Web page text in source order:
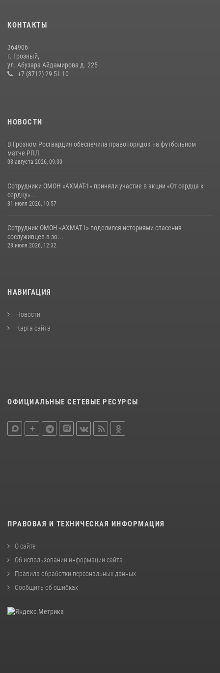
Совета безопасности Чеченской Республики
Сотрудник ОМОН «АХМАТ-1» поделился историями спасения
сослуживцев в зоне СВО
КОНТАКТЫ
364906
г. Грозный,
ул. Абузара Айдамирова д. 225
+7 (8712) 29-51-10
НОВОСТИ
В Грозном Росгвардия обеспечила правопорядок на футбольном
матче РПЛ
03 августа 2026, 09:30
Сотрудники ОМОН «АХМАТ-1» приняли участие в акции «От сердца к
сердцу»...
31 июля 2026, 10:57
Сотрудник ОМОН «АХМАТ-1» поделился историями спасения
сослуживцев в зо...
28 июля 2026, 12:32
НАВИГАЦИЯ
Новости
Карта сайта
ОФИЦИАЛЬНЫЕ СЕТЕВЫЕ РЕСУРСЫ
ПРАВОВАЯ И ТЕХНИЧЕСКАЯ ИНФОРМАЦИЯ
О сайте
Об использовании информации сайта
Правила обработки персональных данных
Сообщить об ошибках